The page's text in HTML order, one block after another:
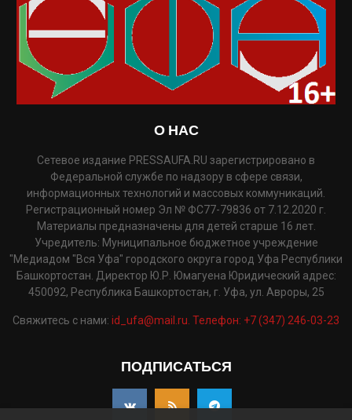
О НАС
Сетевое издание PRESSAUFA.RU зарегистрировано в
Федеральной службе по надзору в сфере связи,
информационных технологий и массовых коммуникаций.
Регистрационный номер Эл № ФС77-79836 от 7.12.2020 г.
Материалы предназначены для детей старше 16 лет.
Учредитель: Муниципальное бюджетное учреждение
"Медиадом "Вся Уфа" городского округа город Уфа Республики
Башкортостан. Директор Ю.Р. Юмагуена Юридический адрес:
450092, Республика Башкортостан, г. Уфа, ул. Авроры, 25
Свяжитесь с нами: id_ufa@mail.ru. Телефон: +7 (347) 246-03-23
ПОДПИСАТЬСЯ